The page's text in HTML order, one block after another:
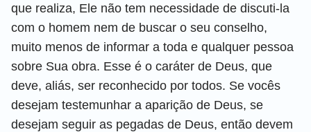
que realiza, Ele não tem necessidade de discuti-la
com o homem nem de buscar o seu conselho,
muito menos de informar a toda e qualquer pessoa
sobre Sua obra. Esse é o caráter de Deus, que
deve, aliás, ser reconhecido por todos. Se vocês
desejam testemunhar a aparição de Deus, se
desejam seguir as pegadas de Deus, então devem